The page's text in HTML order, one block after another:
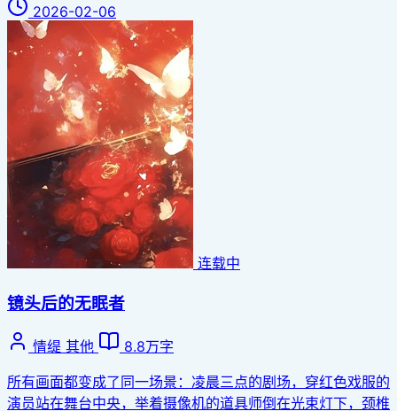
2026-02-06
连载中
镜头后的无眠者
情缇 其他
8.8万字
所有画面都变成了同一场景：凌晨三点的剧场，穿红色戏服的
演员站在舞台中央，举着摄像机的道具师倒在光束灯下，颈椎